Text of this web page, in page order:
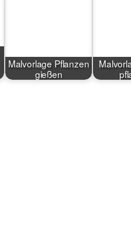
Malvorlage Pflanzen
gießen